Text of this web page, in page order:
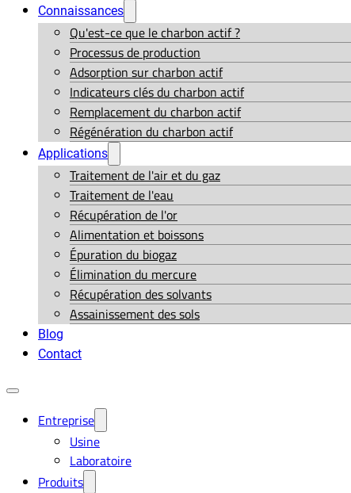
Connaissances
Qu'est-ce que le charbon actif ?
Processus de production
Adsorption sur charbon actif
Indicateurs clés du charbon actif
Remplacement du charbon actif
Régénération du charbon actif
Applications
Traitement de l'air et du gaz
Traitement de l'eau
Récupération de l'or
Alimentation et boissons
Épuration du biogaz
Élimination du mercure
Récupération des solvants
Assainissement des sols
Blog
Contact
Entreprise
Usine
Laboratoire
Produits